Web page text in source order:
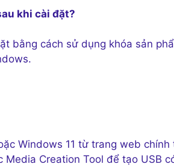
khi cài đặt?
bằng cách sử dụng khóa sản
Windows 11 từ trang web
Media Creation Tool để tạo USB